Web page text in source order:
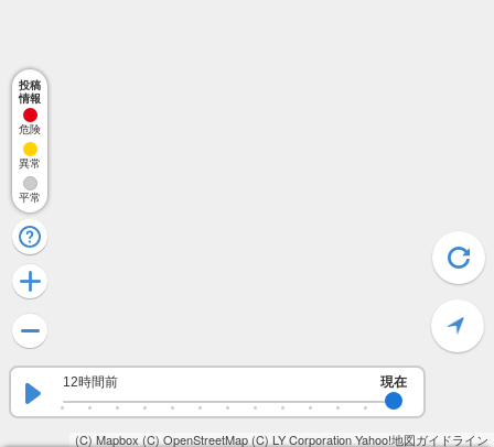
(C) Mapbox (C) OpenStreetMap(C) LY CorporationYahoo!地図ガイドライン
12時間前 現在
投稿
情報
危険
異常
平常